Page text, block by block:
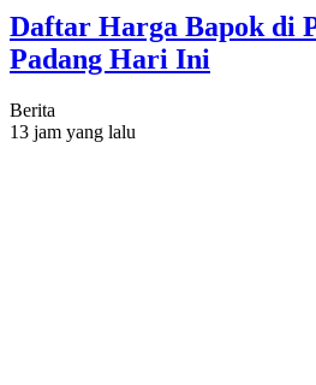
Daftar Harga Bapok di
Padang Hari Ini
Berita
13 jam yang lalu